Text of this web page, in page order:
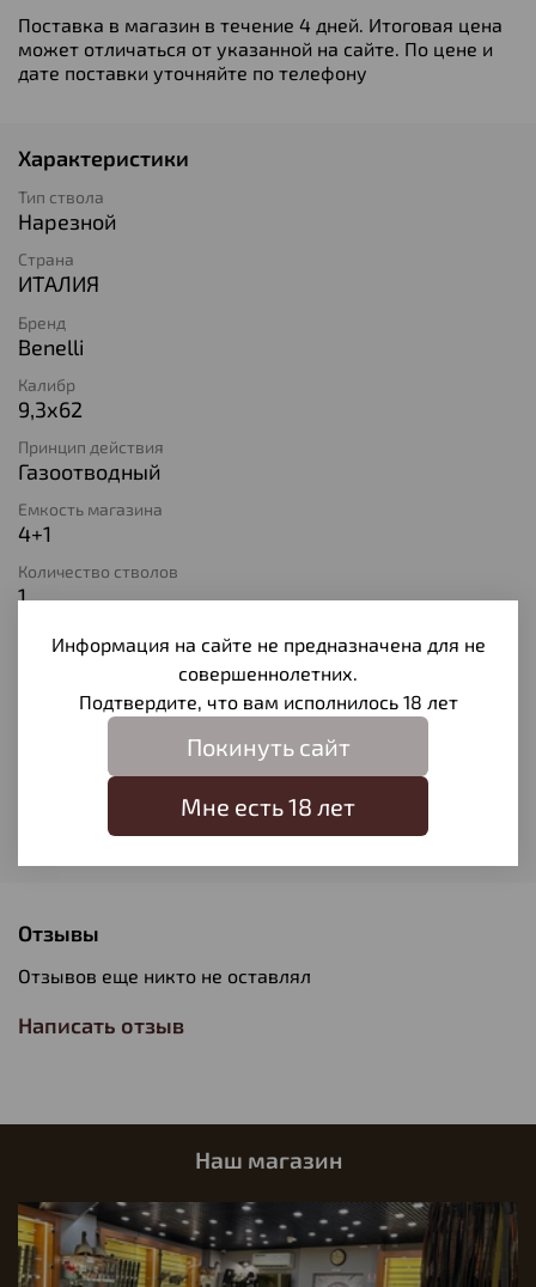
Поставка в магазин в течение 4 дней. Итоговая цена
может отличаться от указанной на сайте. По цене и
дате поставки уточняйте по телефону
Характеристики
Тип ствола
Нарезной
Страна
ИТАЛИЯ
Бренд
Benelli
Калибр
9,3х62
Принцип действия
Газоотводный
Емкость магазина
4+1
Количество стволов
1
Длина ствола
560
Материал ствола
Оружейная сталь
Отзывы
Отзывов еще никто не оставлял
Написать отзыв
Наш магазин
Информация на сайте не предназначена для не
совершеннолетних.
Подтвердите, что вам исполнилось 18 лет
Покинуть сайт
Мне есть 18 лет